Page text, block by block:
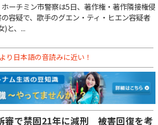
ホーチミン市警察は5日、著作権・著作隣接権侵
容疑で、歌手のグエン・ティ・ヒエン容疑者
)と、...
り日本語の音読みに近い！
審で禁固21年に減刑 被害回復を考